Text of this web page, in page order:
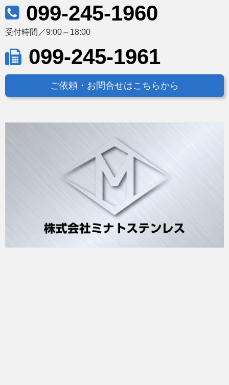
099-245-1960
受付時間／9:00～18:00
099-245-1961
ご依頼・お問合せはこちらから